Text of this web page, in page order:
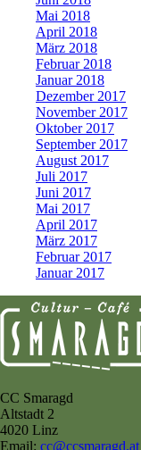
Mai 2018
April 2018
März 2018
Februar 2018
Januar 2018
Dezember 2017
November 2017
Oktober 2017
September 2017
August 2017
Juli 2017
Juni 2017
Mai 2017
April 2017
März 2017
Februar 2017
Januar 2017
CC Smaragd
Altstadt 2
4020 Linz
Email: cc@ccsmaragd.at